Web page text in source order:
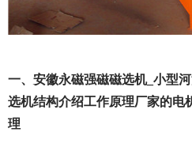
一、安徽永磁强磁磁选机_小型
选机结构介绍工作原理厂家的电
理